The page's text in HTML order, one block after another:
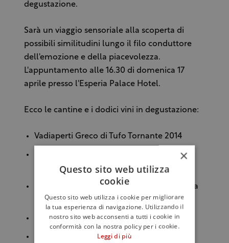
degustazione.
Sarà un viaggio sensoriale alla scoperta di
possibili similitudini lungo il filo conduttore
dell'emozione e della piacevolezza.
L'appuntamento alle 16.30 di domenica 17
aprile presso l'Esperia Palace Hotel.
Ecco le cantine e i dodici vini in degustazione:
Vadiaperti Greco di Tufo Tornante 2014
Torrefavale 2014
Benito Ferrara Greco di Tufo Vigna Cicogna
2014
Centrella Greco di Tufo Selvetelle 2014
Torricino Greco di Tufo Raone 2014
×
Questo sito web utilizza
cookie
Questo sito web utilizza i cookie per migliorare
la tua esperienza di navigazione. Utilizzando il
nostro sito web acconsenti a tutti i cookie in
conformità con la nostra policy per i cookie.
Leggi di più